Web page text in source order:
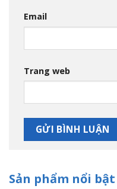
Email
Trang web
Sản phẩm nổi bật